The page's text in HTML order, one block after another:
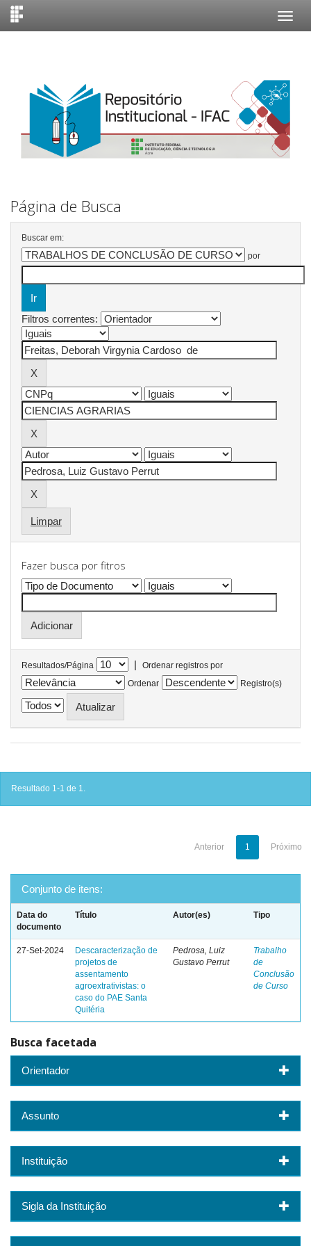
Página de Busca
Buscar em:
por
Filtros correntes:
Limpar
Fazer busca por fitros
Resultados/Página |
Ordenar registros por
Ordenar
Registro(s)
Resultado 1-1 de 1.
Anterior 1 Próximo
Conjunto de itens:
Data do
documento
Título Autor(es) Tipo
27-Set-2024
Descaracterização de
projetos de
assentamento
agroextrativistas: o
caso do PAE Santa
Quitéria
Pedrosa, Luiz
Gustavo Perrut
Trabalho
de
Conclusão
de Curso
Busca facetada
Orientador
Assunto
Instituição
Sigla da Instituição